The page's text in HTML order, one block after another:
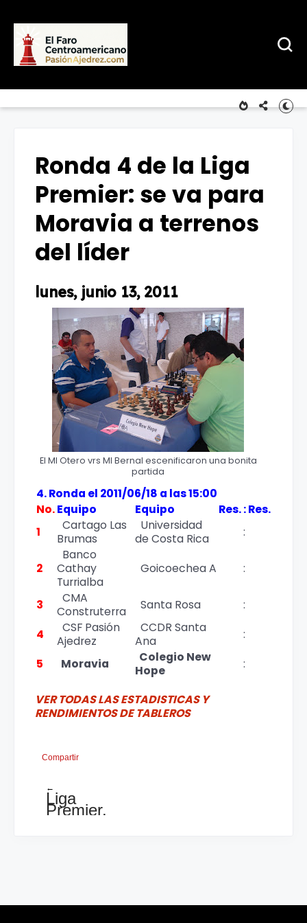
Ronda 4 de la Liga
Premier: se va para
Moravia a terrenos
del líder
lunes, junio 13, 2011
El MI Otero vrs MI Bernal escenificaron una bonita
partida
4. Ronda el 2011/06/18 a las 15:00
No.Equipo Equipo Res.:Res.
1
Cartago Las
Brumas
Universidad
de Costa Rica
:
2
Banco
Cathay
Turrialba
Goicoechea A :
3
CMA
Construterra
Santa Rosa
:
4
CSF Pasión
Ajedrez
CCDR Santa
Ana
:
5
Moravia
Colegio New
Hope
:
VER TODAS LAS ESTADISTICAS Y
RENDIMIENTOS DE TABLEROS
Compartir
←
Liga
Premier,
tabla
inesperado